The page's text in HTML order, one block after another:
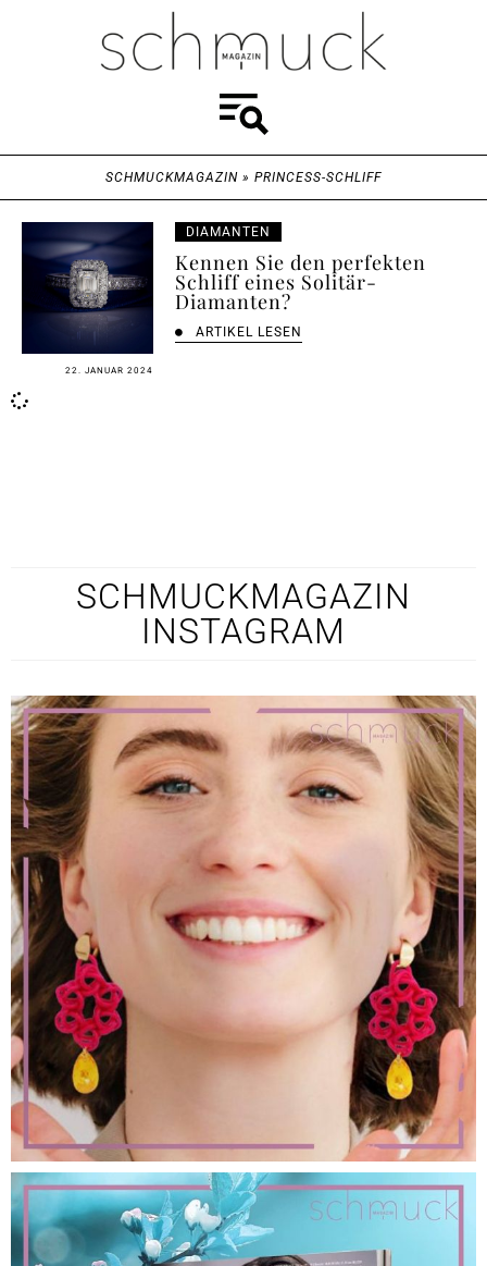
SCHMUCKMAGAZIN » PRINCESS-SCHLIFF
22. JANUAR 2024
DIAMANTEN
Kennen Sie den perfekten
Schliff eines Solitär-
Diamanten?
ARTIKEL LESEN
SCHMUCKMAGAZIN
INSTAGRAM